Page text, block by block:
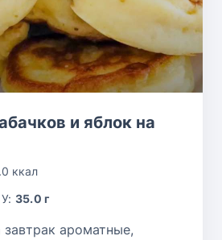
и яблок на
ккал
У: 35.0 г
завтрак ароматные,